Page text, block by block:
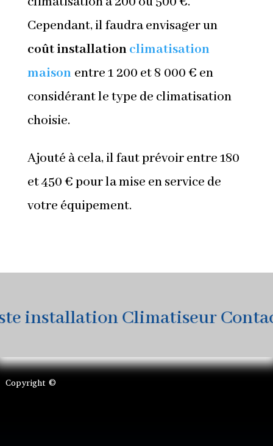
Cependant, il faudra envisager un
coût installationclimatisation
maisonentre 1 200 et 8 000 € en
considérant le type de climatisation
choisie.
Ajouté à cela, il faut prévoir entre 180
et 450 € pour la mise en service de
votre équipement.
Climatiseur
Copyright ©